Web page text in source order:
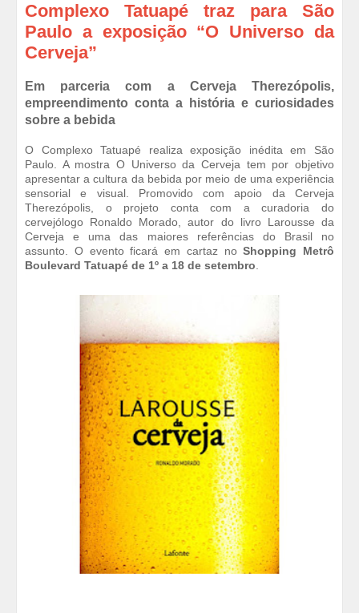
Complexo Tatuapé traz para São
Paulo a exposição “O Universo da
Cerveja”
Em parceria com a Cerveja Therezópolis,
empreendimento conta a história e curiosidades
sobre a bebida
O Complexo Tatuapé realiza exposição inédita em São
Paulo. A mostra O Universo da Cerveja tem por objetivo
apresentar a cultura da bebida por meio de uma experiência
sensorial e visual. Promovido com apoio da Cerveja
Therezópolis, o projeto conta com a curadoria do
cervejólogo Ronaldo Morado, autor do livro Larousse da
Cerveja e uma das maiores referências do Brasil no
assunto. O evento ficará em cartaz noShopping Metrô
Boulevard Tatuapé de 1º a 18 de setembro.